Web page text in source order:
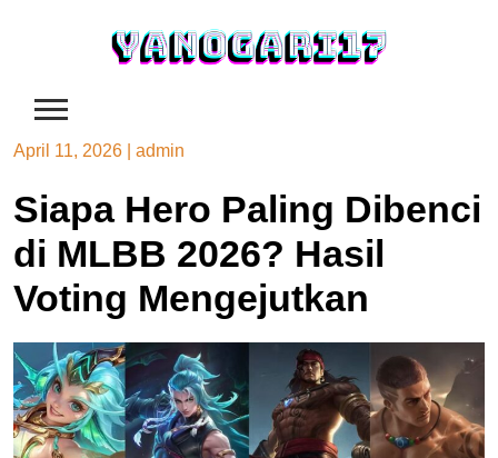
April 11, 2026 admin
Siapa Hero Paling Dibenci
di MLBB 2026? Hasil
Voting Mengejutkan